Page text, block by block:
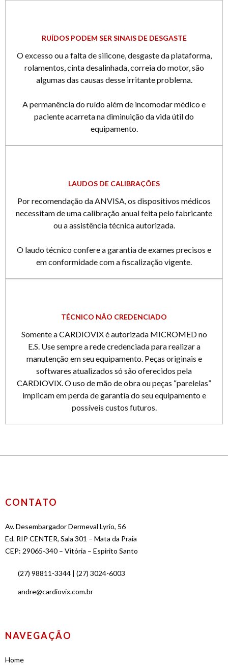
RUÍDOS PODEM SER SINAIS DE DESGASTE
O excesso ou a falta de silicone, desgaste da plataforma,
rolamentos, cinta desalinhada, correia do motor, são
algumas das causas desse irritante problema.
A permanência do ruído além de incomodar médico e
paciente acarreta na diminuição da vida útil do
equipamento.
LAUDOS DE CALIBRAÇÕES
Por recomendação da ANVISA, os dispositivos médicos
necessitam de uma calibração anual feita pelo fabricante
ou a assistência técnica autorizada.
O laudo técnico confere a garantia de exames precisos e
em conformidade com a fiscalização vigente.
TÉCNICO NÃO CREDENCIADO
Somente a CARDIOVIX é autorizada MICROMED no
E.S. Use sempre a rede credenciada para realizar a
manutenção em seu equipamento. Peças originais e
softwares atualizados só são oferecidos pela
CARDIOVIX. O uso de mão de obra ou peças “parelelas”
implicam em perda de garantia do seu equipamento e
possíveis custos futuros.
CONTATO
Av. Desembargador Dermeval Lyrio, 56
Ed. RIP CENTER, Sala 301 – Mata da Praia
CEP: 29065-340 – Vitória – Espirito Santo
(27) 98811-3344 | (27) 3024-6003
andre@cardiovix.com.br
NAVEGAÇÃO
Home